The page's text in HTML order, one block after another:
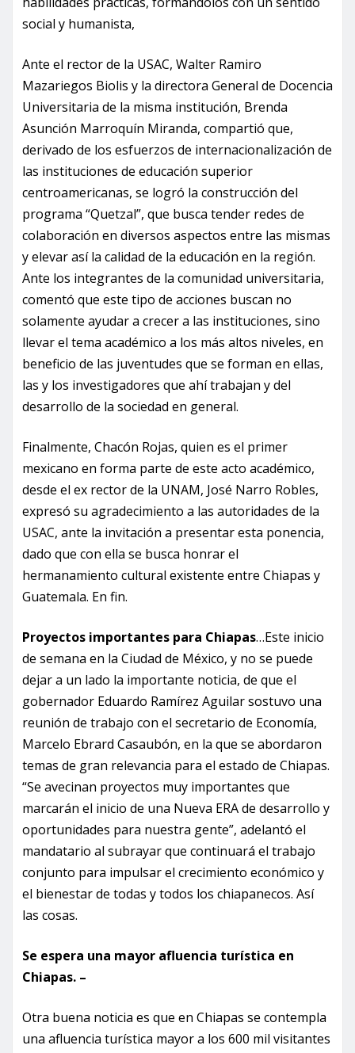
social y humanista,
Ante el rector de la USAC, Walter Ramiro
Mazariegos Biolis y la directora General de Docencia
Universitaria de la misma institución, Brenda
Asunción Marroquín Miranda, compartió que,
derivado de los esfuerzos de internacionalización de
las instituciones de educación superior
centroamericanas, se logró la construcción del
programa “Quetzal”, que busca tender redes de
colaboración en diversos aspectos entre las mismas
y elevar así la calidad de la educación en la región.
Ante los integrantes de la comunidad universitaria,
comentó que este tipo de acciones buscan no
solamente ayudar a crecer a las instituciones, sino
llevar el tema académico a los más altos niveles, en
beneficio de las juventudes que se forman en ellas,
las y los investigadores que ahí trabajan y del
desarrollo de la sociedad en general.
Finalmente, Chacón Rojas, quien es el primer
mexicano en forma parte de este acto académico,
desde el ex rector de la UNAM, José Narro Robles,
expresó su agradecimiento a las autoridades de la
USAC, ante la invitación a presentar esta ponencia,
dado que con ella se busca honrar el
hermanamiento cultural existente entre Chiapas y
Guatemala. En fin.
Proyectos importantes para Chiapas…Este inicio
de semana en la Ciudad de México, y no se puede
dejar a un lado la importante noticia, de que el
gobernador Eduardo Ramírez Aguilar sostuvo una
reunión de trabajo con el secretario de Economía,
Marcelo Ebrard Casaubón, en la que se abordaron
temas de gran relevancia para el estado de Chiapas.
“Se avecinan proyectos muy importantes que
marcarán el inicio de una Nueva ERA de desarrollo y
oportunidades para nuestra gente”, adelantó el
mandatario al subrayar que continuará el trabajo
conjunto para impulsar el crecimiento económico y
el bienestar de todas y todos los chiapanecos. Así
las cosas.
Se espera una mayor afluencia turística en
Chiapas. –
Otra buena noticia es que en Chiapas se contempla
una afluencia turística mayor a los 600 mil visitantes